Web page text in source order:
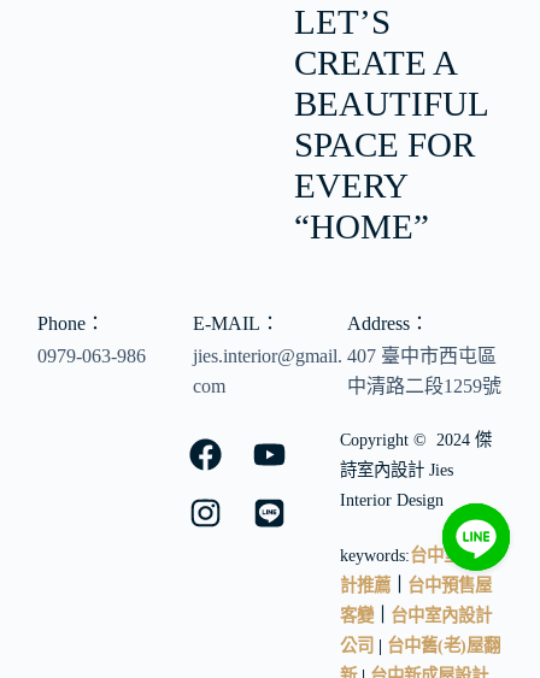
LET’S
CREATE A
BEAUTIFUL
SPACE FOR
EVERY
“HOME”
Phone：
0979-063-986
E-MAIL：
jies.interior@gmail.
com
Address：
407 臺中市西屯區
中清路二段1259號
Copyright © 2024 傑
詩室內設計 Jies
Interior Design
keywords:台中室內設
計推薦｜ 台中預售屋
客變｜ 台中室內設計
公司 | 台中舊(老)屋翻